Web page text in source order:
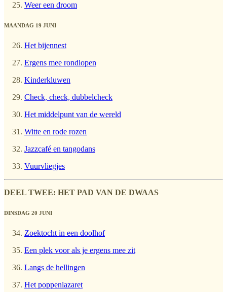
Weer een droom
MAANDAG 19 JUNI
Het bijennest
Ergens mee rondlopen
Kinderkluwen
Check, check, dubbelcheck
Het middelpunt van de wereld
Witte en rode rozen
Jazzcafé en tangodans
Vuurvliegjes
DEEL TWEE: HET PAD VAN DE DWAAS
DINSDAG 20 JUNI
Zoektocht in een doolhof
Een plek voor als je ergens mee zit
Langs de hellingen
Het poppenlazaret